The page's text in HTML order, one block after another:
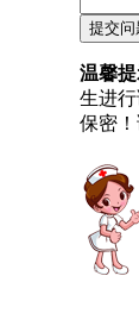
温馨提
生进
保密！